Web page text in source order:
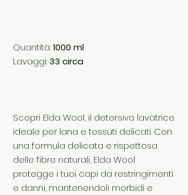
Quantità:1000 ml
Lavaggi: 33 circa
Scopri Elda Wool, il detersivo lavatrice
ideale per lana e tessuti delicati. Con
una formula delicata e rispettosa
delle fibre naturali, Elda Wool
protegge i tuoi capi da restringimenti
e danni, mantenendoli morbidi e